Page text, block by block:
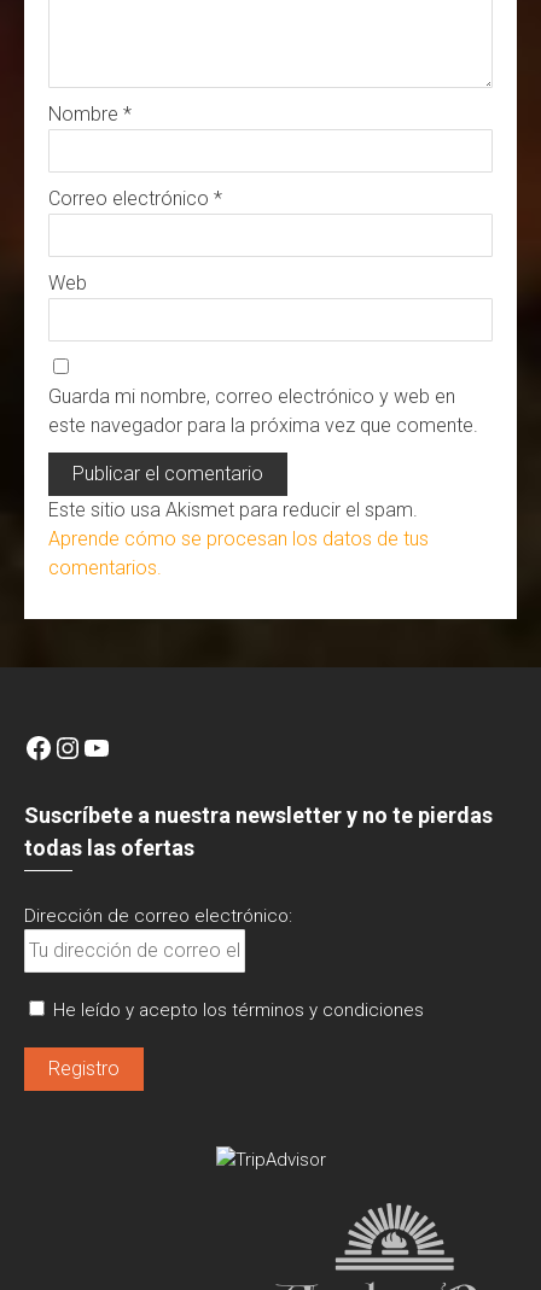
Nombre *
Correo electrónico *
Web
Guarda mi nombre, correo electrónico y web en
este navegador para la próxima vez que comente.
Este sitio usa Akismet para reducir el spam.
Aprende cómo se procesan los datos de tus
comentarios.
Facebook
Instagram
YouTube
Suscríbete a nuestra newsletter y no te pierdas
todas las ofertas
Dirección de correo electrónico:
He leído y acepto los términos y condiciones